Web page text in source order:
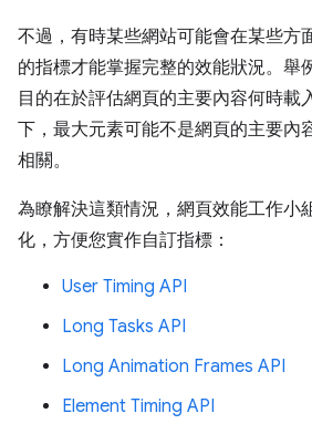
不過，有時某些網站可能會在某些方
的指標才能掌握完整的效能狀況。舉
目的在於評估網頁的主要內容何時載
下，最大元素可能不是網頁的主要內
相關。
為瞭解決這類情況，網頁效能工作小
化，方便您實作自訂指標：
User Timing API
Long Tasks API
Long Animation Frames API
Element Timing API